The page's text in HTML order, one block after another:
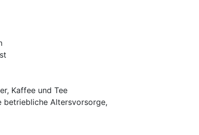
Kaffee und Tee
betriebliche Altersvorsorge,